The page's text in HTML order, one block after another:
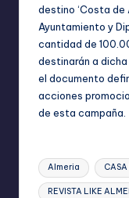
destino ‘Costa de
Ayuntamiento y
cantidad de
destinarán a
el documento
acciones
de esta campaña.
Etiquetas:
Almeria CASA
REVISTA LIKE